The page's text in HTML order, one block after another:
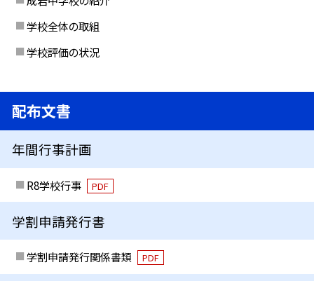
学校全体の取組
学校評価の状況
配布文書
年間行事計画
R8学校行事 PDF
学割申請発行書
学割申請発行関係書類 PDF